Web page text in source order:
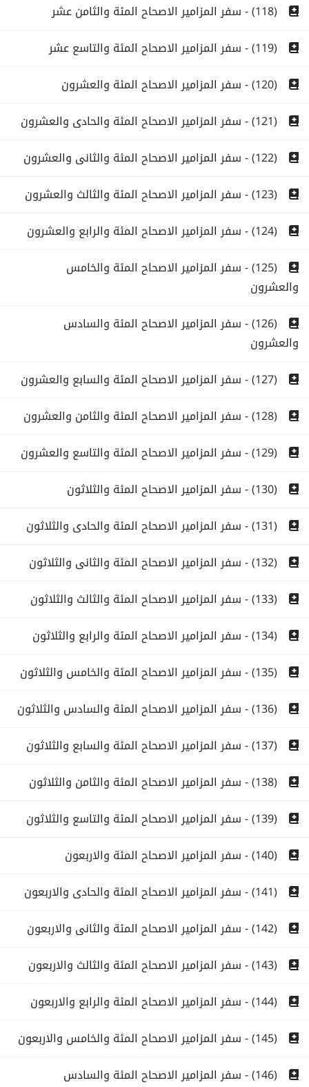
(118) - سفر المزامير الاصحاح المئة والثامن عشر
(119) - سفر المزامير الاصحاح المئة والتاسع عشر
(120) - سفر المزامير الاصحاح المئة والعشرون
(121) - سفر المزامير الاصحاح المئة والحادى والعشرون
(122) - سفر المزامير الاصحاح المئة والثانى والعشرون
(123) - سفر المزامير الاصحاح المئة والثالث والعشرون
(124) - سفر المزامير الاصحاح المئة والرابع والعشرون
(125) - سفر المزامير الاصحاح المئة والخامس
والعشرون
(126) - سفر المزامير الاصحاح المئة والسادس
والعشرون
(127) - سفر المزامير الاصحاح المئة والسابع والعشرون
(128) - سفر المزامير الاصحاح المئة والثامن والعشرون
(129) - سفر المزامير الاصحاح المئة والتاسع والعشرون
(130) - سفر المزامير الاصحاح المئة والثلاثون
(131) - سفر المزامير الاصحاح المئة والحادى والثلاثون
(132) - سفر المزامير الاصحاح المئة والثانى والثلاثون
(133) - سفر المزامير الاصحاح المئة والثالث والثلاثون
(134) - سفر المزامير الاصحاح المئة والرابع والثلاثون
(135) - سفر المزامير الاصحاح المئة والخامس والثلاثون
(136) - سفر المزامير الاصحاح المئة والسادس والثلاثون
(137) - سفر المزامير الاصحاح المئة والسابع والثلاثون
(138) - سفر المزامير الاصحاح المئة والثامن والثلاثون
(139) - سفر المزامير الاصحاح المئة والتاسع والثلاثون
(140) - سفر المزامير الاصحاح المئة والاربعون
(141) - سفر المزامير الاصحاح المئة والحادى والاربعون
(142) - سفر المزامير الاصحاح المئة والثانى والاربعون
(143) - سفر المزامير الاصحاح المئة والثالث والاربعون
(144) - سفر المزامير الاصحاح المئة والرابع والاربعون
(145) - سفر المزامير الاصحاح المئة والخامس والاربعون
(146) - سفر المزامير الاصحاح المئة والسادس